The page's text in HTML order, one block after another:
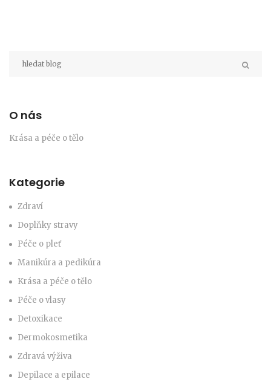
O nás
Krása a péče o tělo
Kategorie
Zdraví
Doplňky stravy
Péče o pleť
Manikúra a pedikúra
Krása a péče o tělo
Péče o vlasy
Detoxikace
Dermokosmetika
Zdravá výživa
Depilace a epilace